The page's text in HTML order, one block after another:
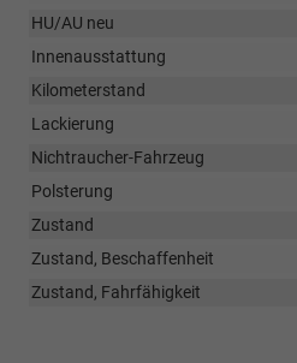
HU/AU neu
Innenausstattung
Kilometerstand
Lackierung
Nichtraucher-Fahrzeug
Polsterung
Zustand
Zustand, Beschaffenheit
Zustand, Fahrfähigkeit